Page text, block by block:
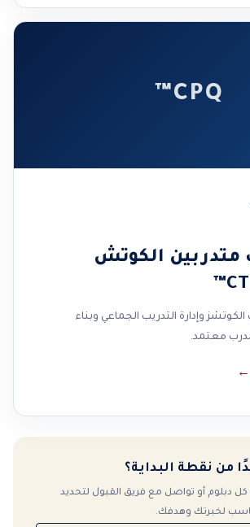
CPQ™
متدربين الكوتش
وإدارة التدريب الجماعي وبناء
معتمد.
←
من نقطة البداية؟
دبلوم أو تواصل مع فريق القبول لتحديد
لخبرتك وهدفك.